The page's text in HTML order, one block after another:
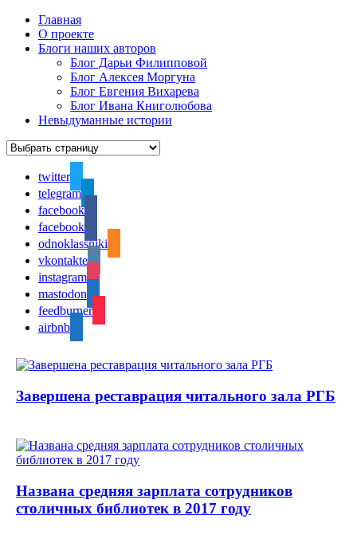
Главная
О проекте
Блоги наших авторов
Блог Дарьи Филипповой
Блог Алексея Моргуна
Блог Евгения Вихарева
Блог Ивана Книголюбова
Невыдуманные истории
twitter
telegram
facebook
facebook
odnoklassniki
vkontakte
instagram
mastodon
feedburner
airbnb
Завершена реставрация читального зала РГБ
Названа средняя зарплата сотрудников
столичных библиотек в 2017 году